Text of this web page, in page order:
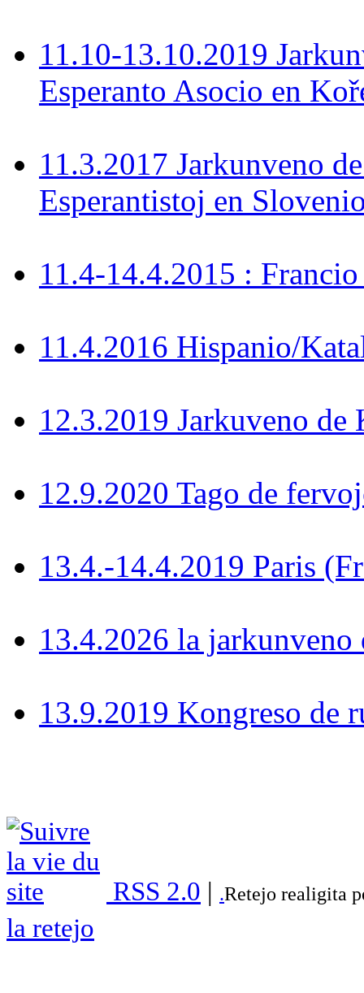
11.10-13.10.2019
Esperanto Asocio en
11.3.2017 Jarkunveno
Esperantistoj en
11.4-14.4.2015 :
11.4.2016 Hispanio/
12.3.2019 Jarkuveno de
12.9.2020 Tago de
13.4.-14.4.2019 Paris
13.4.2026 la jarkunveno
13.9.2019 Kongreso de
RSS 2.0 | .Retejo realigita
la retejo